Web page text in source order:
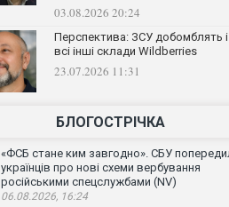
03.08.2026 20:24
Перспектива: ЗСУ добомблять і
всі інші склади Wildberries
23.07.2026 11:31
БЛОГОСТРІЧКА
«ФСБ стане ким завгодно». СБУ
українців про нові схеми вербування
російськими спецслужбами (NV)
06.08.2026, 16:24